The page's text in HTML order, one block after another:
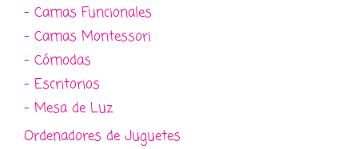
- Camas Funcionales
- Camas Montessori
- Cómodas
- Escritorios
- Mesa de Luz
Ordenadores de Juguetes